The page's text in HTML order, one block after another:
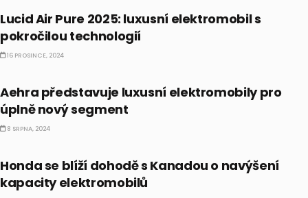
Lucid Air Pure 2025: luxusní elektromobil s
pokročilou technologií
16 PROSINCE, 2024
Aehra představuje luxusní elektromobily pro
úplně nový segment
8 SRPNA, 2024
Honda se blíží dohodě s Kanadou o navýšení
kapacity elektromobilů